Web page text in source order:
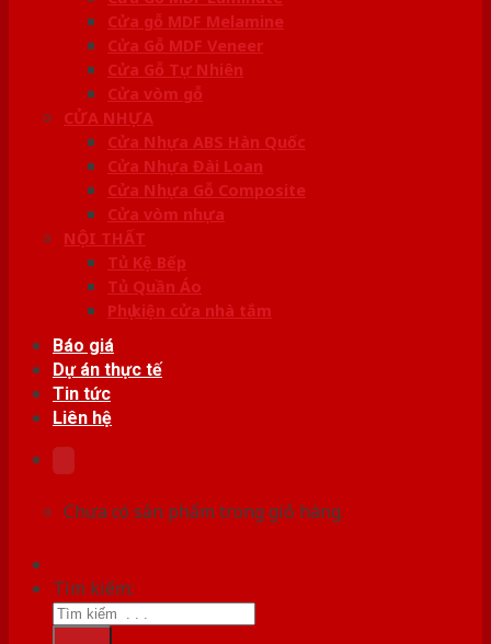
Cửa gỗ MDF Melamine
Cửa Gỗ MDF Veneer
Cửa Gỗ Tự Nhiên
Cửa vòm gỗ
CỬA NHỰA
Cửa Nhựa ABS Hàn Quốc
Cửa Nhựa Đài Loan
Cửa Nhựa Gỗ Composite
Cửa vòm nhựa
NỘI THẤT
Tủ Kệ Bếp
Tủ Quần Áo
Phụ kiện cửa nhà tắm
Báo giá
Dự án thực tế
Tin tức
Liên hệ
Chưa có sản phẩm trong giỏ hàng.
Tìm kiếm: